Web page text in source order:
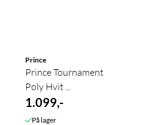
Prince
Prince Tournament
Poly Hvit ...
1.099,-
På lager